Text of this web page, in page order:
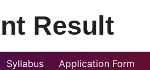
Result
Syllabus Application Form